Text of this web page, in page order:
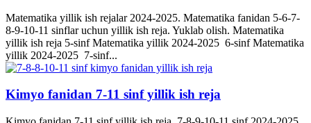
Matematika yillik ish rejalar 2024-2025. Matematika fanidan 5-6-7-
8-9-10-11 sinflar uchun yillik ish reja. Yuklab olish. Matematika
yillik ish reja 5-sinf Matematika yillik 2024-2025 6-sinf Matematika
yillik 2024-2025 7-sinf...
Kimyo fanidan 7-11 sinf yillik ish reja